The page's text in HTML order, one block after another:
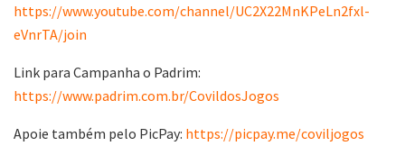
https://www.youtube.com/channel/UC2X22MnKPeLn2fxl-
eVnrTA/join
Link para Campanha o Padrim:
https://www.padrim.com.br/CovildosJogos
Apoie também pelo PicPay: https://picpay.me/coviljogos